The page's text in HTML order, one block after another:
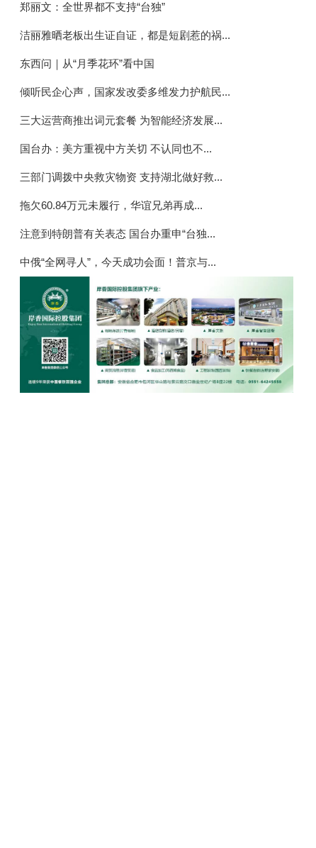
郑丽文：全世界都不支持“台独”
洁丽雅晒老板出生证自证，都是短剧惹的祸...
东西问｜从“月季花环”看中国
倾听民企心声，国家发改委多维发力护航民...
三大运营商推出词元套餐 为智能经济发展...
国台办：美方重视中方关切 不认同也不...
三部门调拨中央救灾物资 支持湖北做好救...
拖欠60.84万元未履行，华谊兄弟再成...
注意到特朗普有关表态 国台办重申“台独...
中俄“全网寻人”，今天成功会面！普京与...